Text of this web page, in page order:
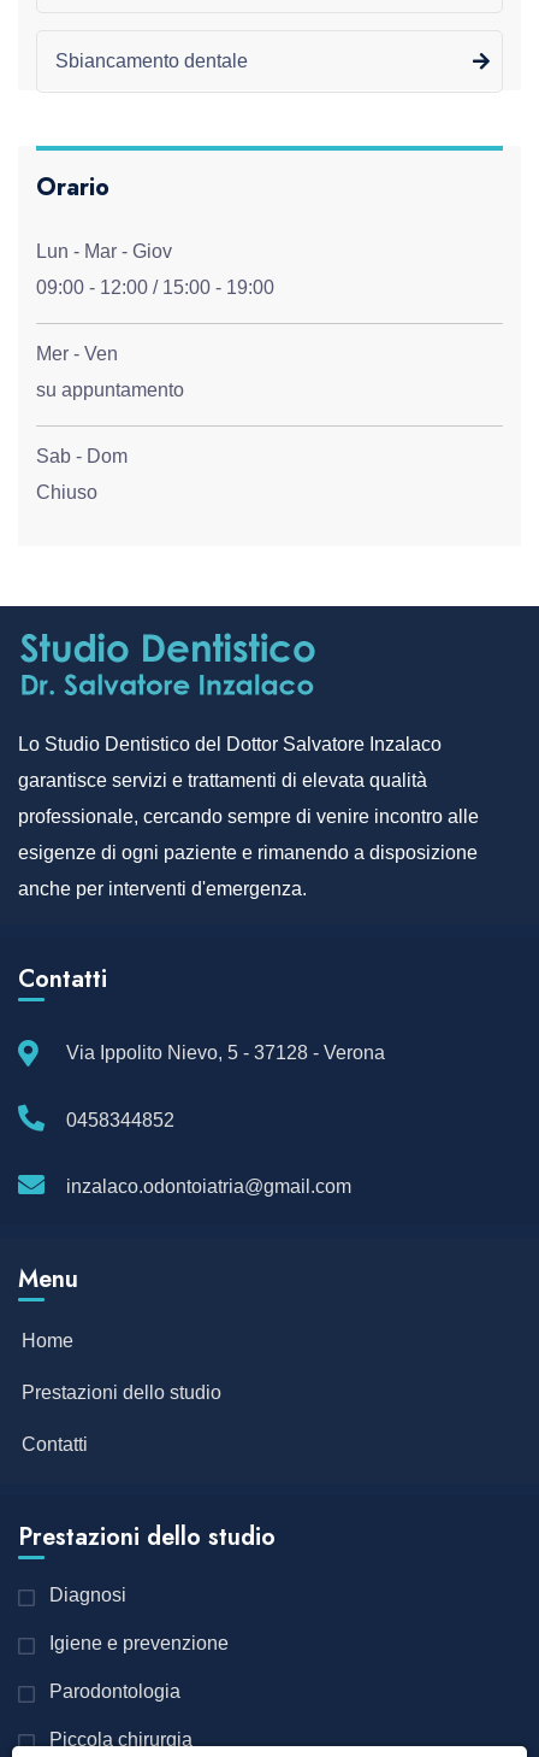
Sbiancamento dentale
Orario
Lun - Mar - Giov
09:00 - 12:00 / 15:00 - 19:00
Mer - Ven
su appuntamento
Sab - Dom
Chiuso
Lo Studio Dentistico del Dottor Salvatore Inzalaco
garantisce servizi e trattamenti di elevata qualità
professionale, cercando sempre di venire incontro alle
esigenze di ogni paziente e rimanendo a disposizione
anche per interventi d'emergenza.
Contatti
Via Ippolito Nievo, 5 - 37128 - Verona
0458344852
inzalaco.odontoiatria@gmail.com
Menu
Home
Prestazioni dello studio
Contatti
Prestazioni dello studio
Diagnosi
Igiene e prevenzione
Parodontologia
Piccola chirurgia